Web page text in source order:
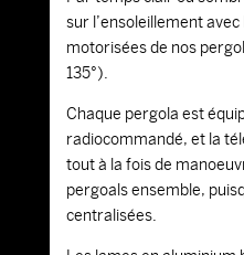
sur l’ensoleillement
motorisées de nos
135°).
Chaque pergola est
radiocommandé, et la
tout à la fois de
pergoals ensemble,
centralisées.